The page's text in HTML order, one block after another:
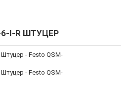
6-I-R ШТУЦЕР